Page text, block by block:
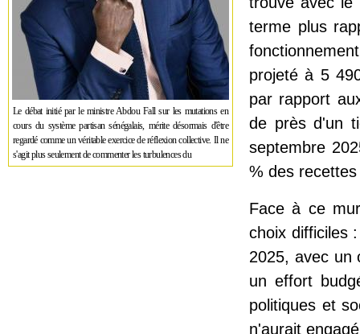
Le débat initié par le ministre Abdou Fall sur les mutations en
cours du système partisan sénégalais, mérite désormais d'être
regardé comme un véritable exercice de réflexion collective. Il ne
s'agit plus seulement de commenter les turbulences du
terme plus
projeté à 5
par rapport
de près d'un
septembre
% des
Face à ce
choix difficiles
2025, avec un
un effort
politiques et
n'aurait